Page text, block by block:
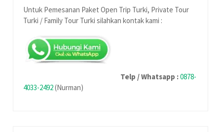
Untuk Pemesanan Paket Open Trip Turki, Private Tour
Turki / Family Tour Turki silahkan kontak kami :
Telp / Whatsapp :0878-
4033-2492(Nurman)